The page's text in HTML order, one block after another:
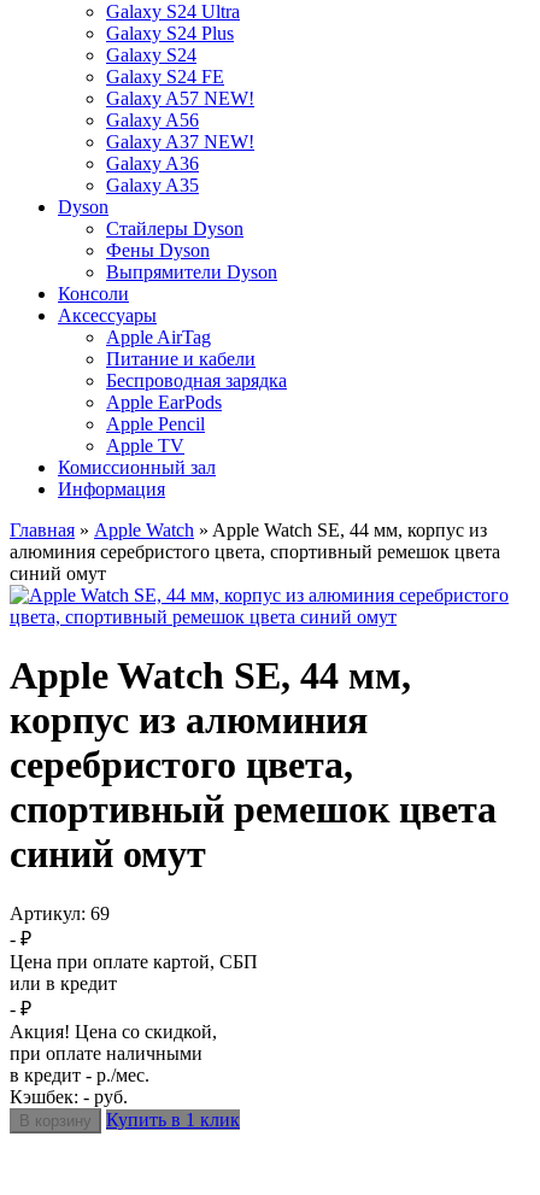
Galaxy S24 Ultra
Galaxy S24 Plus
Galaxy S24
Galaxy S24 FE
Galaxy A57 NEW!
Galaxy A56
Galaxy A37 NEW!
Galaxy A36
Galaxy A35
Dyson
Стайлеры Dyson
Фены Dyson
Выпрямители Dyson
Консоли
Аксессуары
Apple AirTag
Питание и кабели
Беспроводная зарядка
Apple EarPods
Apple Pencil
Apple TV
Комиссионный зал
Информация
Главная » Apple Watch » Apple Watch SE, 44 мм, корпус из
алюминия серебристого цвета, спортивный ремешок цвета
синий омут
Apple Watch SE, 44 мм,
корпус из алюминия
серебристого цвета,
спортивный ремешок цвета
синий омут
Артикул: 69
- ₽
Цена при оплате картой, СБП
или в кредит
- ₽
Акция! Цена со скидкой,
при оплате наличными
в кредит - р./мес.
Кэшбек: - руб.
Купить в 1 клик